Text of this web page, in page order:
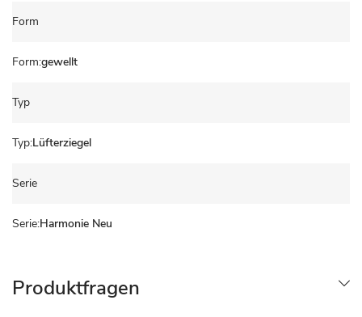
Form
gewellt
Typ
Lüfterziegel
Serie
Harmonie Neu
Produktfragen